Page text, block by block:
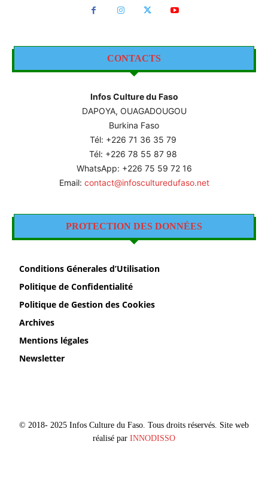
CONTACTS
Infos Culture du Faso
DAPOYA, OUAGADOUGOU
Burkina Faso
Tél: +226 71 36 35 79
Tél: +226 78 55 87 98
WhatsApp: +226 75 59 72 16
Email: contact@infosculturedufaso.net
PROTECTION DES DONNÉES
Conditions Génerales d’Utilisation
Politique de Confidentialité
Politique de Gestion des Cookies
Archives
Mentions légales
Newsletter
© 2018- 2025 Infos Culture du Faso. Tous droits réservés. Site web
réalisé par INNODISSO